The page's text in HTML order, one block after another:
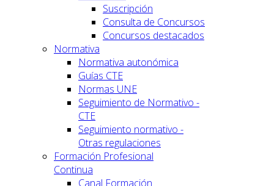
Suscripción
Consulta de Concursos
Concursos destacados
Normativa
Normativa autonómica
Guías CTE
Normas UNE
Seguimiento de Normativo -
CTE
Seguimiento normativo -
Otras regulaciones
Formación Profesional
Continua
Canal Formación